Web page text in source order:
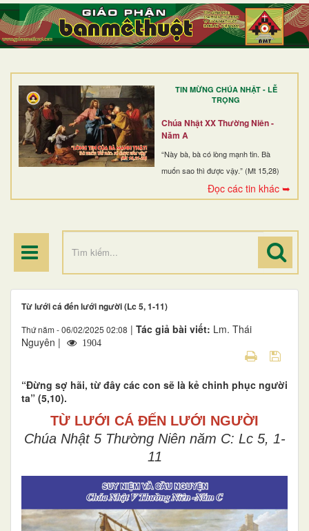
TIN MỪNG CHÚA NHẬT - LỄ
TRỌNG
Chúa Nhật XX Thường Niên -
Năm A
“Này bà, bà có lòng mạnh tin. Bà
muốn sao thì được vậy.” (Mt 15,28)
Đọc các tin khác ➥
TRANG NHẤT
GIỚI THIỆU
DÒNG TU
BAN MỤC VỤ
ĐOÀN THỂ CG
ĐIỂM HÀNH HƯƠNG
Từ lưới cá đến lưới người (Lc 5, 1-11)
Thứ năm - 06/02/2025 02:08 | Tác giả bài viết: Lm. Thái
Nguyên |
1904
“Đừng sợ hãi, từ đây các con sẽ là kẻ chinh phục người
ta” (5,10).
TỪ LƯỚI CÁ ĐẾN LƯỚI NGƯỜI
Chúa Nhật 5 Thường Niên năm C: Lc 5, 1-
11